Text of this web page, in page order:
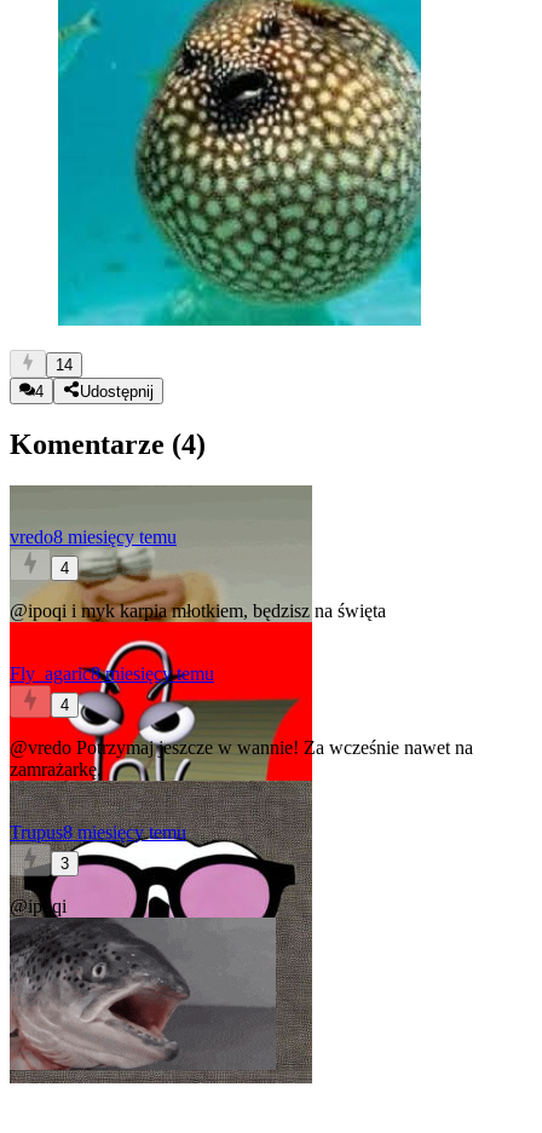
14
4
Udostępnij
Komentarze (4)
vredo8 miesięcy temu
4
@ipoqi i myk karpia młotkiem, będzisz na święta
Fly_agaric8 miesięcy temu
4
@vredo Potrzymaj jeszcze w wannie! Za wcześnie nawet na
zamrażarkę.
Trupus8 miesięcy temu
3
@ipoqi